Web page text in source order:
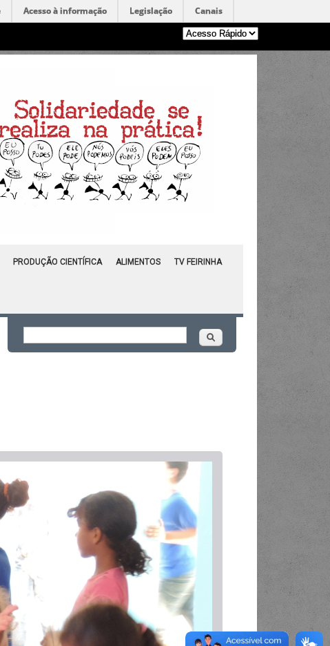
Acesso à informação Legislação Canais
PRODUÇÃO CIENTÍFICA ALIMENTOS TV FEIRINHA
Formulário de busca
Buscar